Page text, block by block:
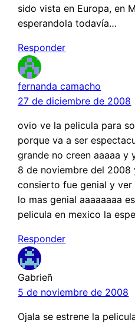
sido vista en Europa, en
esperandola todavía…
Responder
fernanda camacho
27 de diciembre de 2008
ovio ve la pelicula para
porque va a ser
grande no creen aaaaa y
8 de noviembre del 2008
consierto fue genial y ver
lo mas genial aaaaaaaa
pelicula en mexico la
Responder
Gabrieñ
5 de noviembre de 2008
Ojala se estrene la